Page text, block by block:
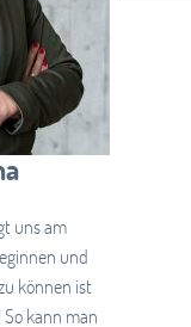
uns am
und
können ist
kann man